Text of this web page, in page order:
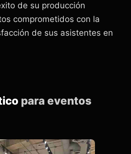
de su producción
comprometidos con la
de sus asistentes en
para eventos